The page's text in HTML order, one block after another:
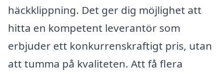
häckklippning. Det ger dig möjlighet att
hitta en kompetent leverantör som
erbjuder ett konkurrenskraftigt pris, utan
att tumma på kvaliteten. Att få flera